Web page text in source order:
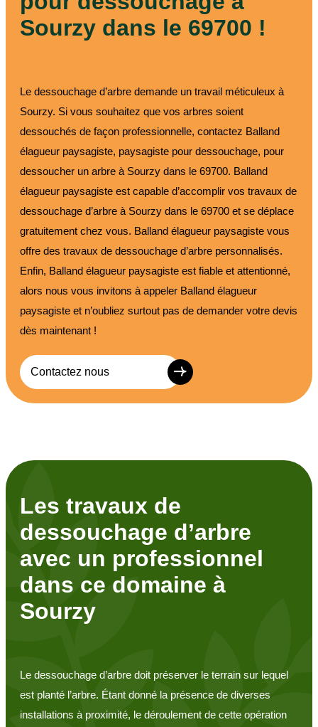
Sourzy dans le 69700 !
Le dessouchage d’arbre demande un travail méticuleux à
Sourzy. Si vous souhaitez que vos arbres soient
dessouchés de façon professionnelle, contactez Balland
élagueur paysagiste, paysagiste pour dessouchage, pour
dessoucher un arbre à Sourzy dans le 69700. Balland
élagueur paysagiste est capable d’accomplir vos travaux de
dessouchage d’arbre à Sourzy dans le 69700 et se déplace
gratuitement chez vous. Balland élagueur paysagiste vous
offre des travaux de dessouchage d’arbre personnalisés.
Enfin, Balland élagueur paysagiste est fiable et attentionné,
alors nous vous invitons à appeler Balland élagueur
paysagiste et n’oubliez surtout pas de demander votre devis
dès maintenant !
Contactez nous
Les travaux de
dessouchage d’arbre
avec un professionnel
dans ce domaine à
Sourzy
Le dessouchage d’arbre doit préserver le terrain sur lequel
est planté l’arbre. Étant donné la présence de diverses
installations à proximité, le déroulement de cette opération